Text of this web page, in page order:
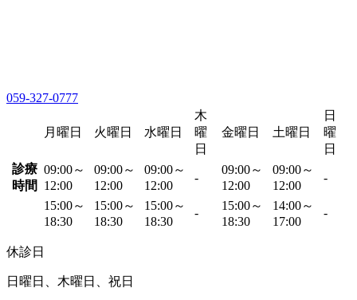
059-327-0777
月曜日 火曜日 水曜日
木
曜
日
金曜日 土曜日
日
曜
日
診療
時間
09:00～
12:00
09:00～
12:00
09:00～
12:00
-
09:00～
12:00
09:00～
12:00
-
15:00～
18:30
15:00～
18:30
15:00～
18:30
-
15:00～
18:30
14:00～
17:00
-
休診日
日曜日、木曜日、祝日